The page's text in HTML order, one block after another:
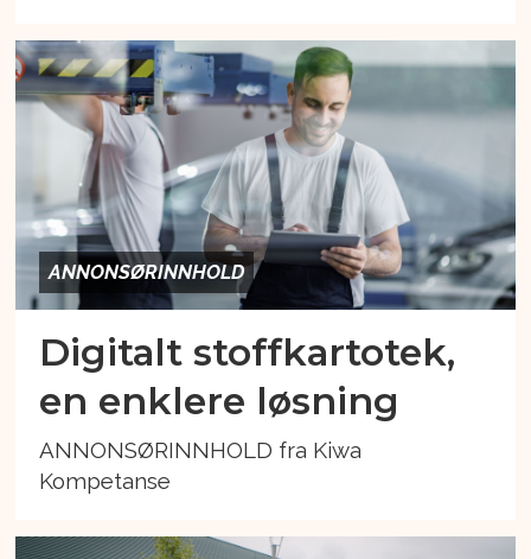
ANNONSØRINNHOLD
Digitalt stoffkartotek,
en enklere løsning
ANNONSØRINNHOLD fra Kiwa
Kompetanse